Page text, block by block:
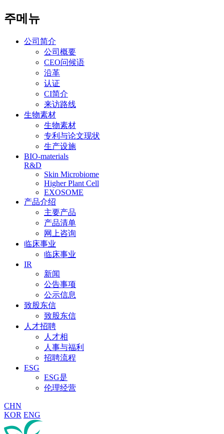
주메뉴
公司简介
公司概要
CEO问候语
沿革
认证
CI简介
来访路线
生物素材
生物素材
专利与论文现状
生产设施
BIO-materials
R&D
Skin Microbiome
Higher Plant Cell
EXOSOME
产品介绍
主要产品
产品清单
网上咨询
临床事业
临床事业
IR
新闻
公告事项
公示信息
致股东信
致股东信
人才招聘
人才相
人事与福利
招聘流程
ESG
ESG是
伦理经营
CHN
KOR ENG